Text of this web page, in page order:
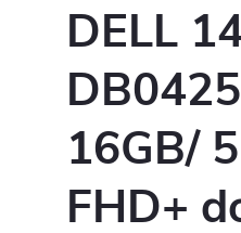
DELL
16GB/
FHD+